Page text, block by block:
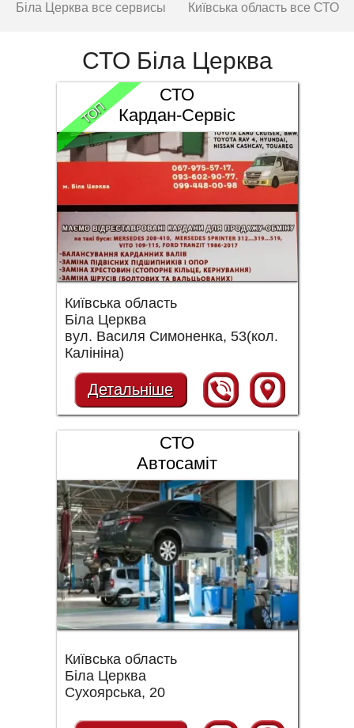
Біла Церква все сервисы
Київська область все СТО
СТО Біла Церква
СТО
Кардан-Сервіс
Київська область
Біла Церква
вул. Василя Симоненка, 53(кол.
Калініна)
Детальніше
ТОП
СТО
Автосаміт
Київська область
Біла Церква
Сухоярська, 20